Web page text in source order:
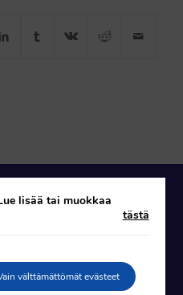
lisää tai muokkaa
tästä
välttämättömät evästeet